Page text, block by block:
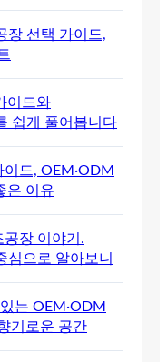
장 선택 가이드,
이드와
쉽게 풀어봅니다
드, OEM·ODM
은 이유
장 이야기.
심으로 알아보니
는 OEM·ODM
기로운 공간